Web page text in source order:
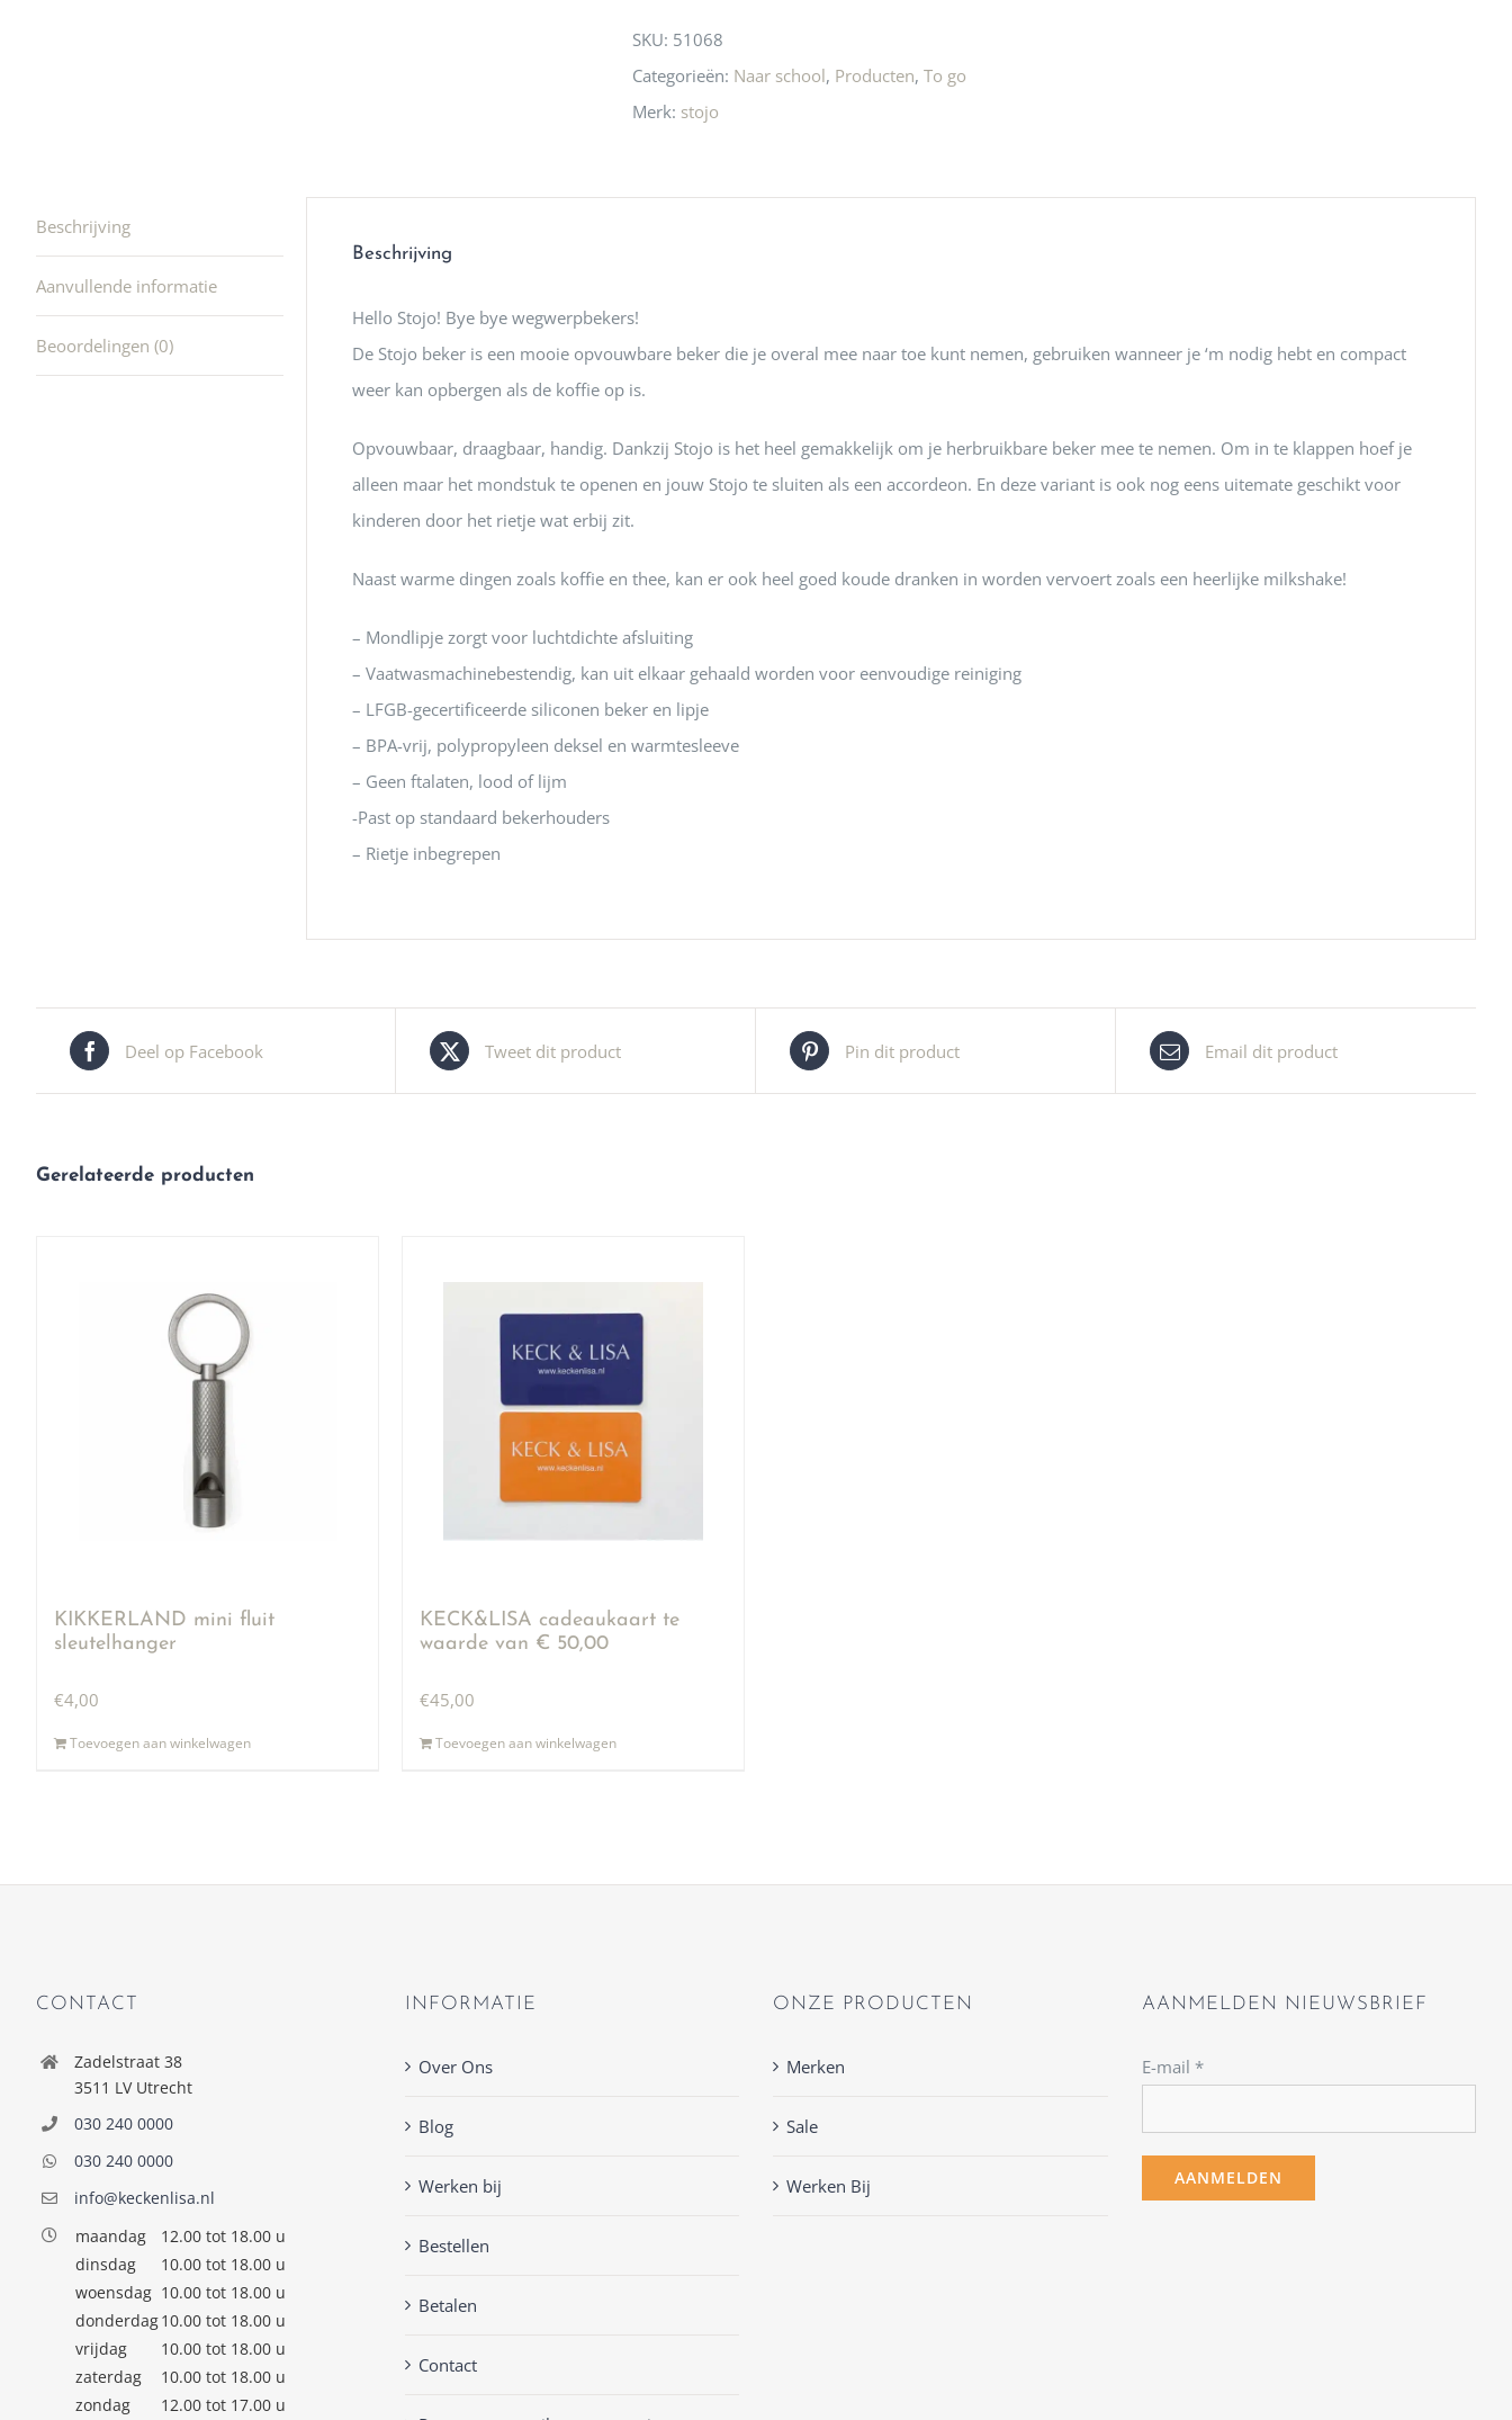
ook heel aardig en gezellig SKU: 51068
Categorieën: Naar school, Producten, To go
Merk: stojo
Beschrijving
Aanvullende informatie
Beoordelingen (0)
Beschrijving
Hello Stojo! Bye bye wegwerpbekers!
De Stojo beker is een mooie opvouwbare beker die je overal mee naar toe kunt nemen, gebruiken wanneer je ‘m nodig hebt en compact
weer kan opbergen als de koffie op is.
Opvouwbaar, draagbaar, handig. Dankzij Stojo is het heel gemakkelijk om je herbruikbare beker mee te nemen. Om in te klappen hoef je
alleen maar het mondstuk te openen en jouw Stojo te sluiten als een accordeon. En deze variant is ook nog eens uitemate geschikt voor
kinderen door het rietje wat erbij zit.
Naast warme dingen zoals koffie en thee, kan er ook heel goed koude dranken in worden vervoert zoals een heerlijke milkshake!
– Mondlipje zorgt voor luchtdichte afsluiting
– Vaatwasmachinebestendig, kan uit elkaar gehaald worden voor eenvoudige reiniging
– LFGB-gecertificeerde siliconen beker en lipje
– BPA-vrij, polypropyleen deksel en warmtesleeve
– Geen ftalaten, lood of lijm
-Past op standaard bekerhouders
– Rietje inbegrepen
Deel op Facebook Tweet dit product Pin dit product Email dit product
Gerelateerde producten
KIKKERLAND mini fluit
sleutelhanger
€4,00
Toevoegen aan winkelwagen
KECK&LISA cadeaukaart te
waarde van € 50,00
€45,00
Toevoegen aan winkelwagen
CONTACT
Zadelstraat 38
3511 LV Utrecht
030 240 0000
030 240 0000
info@keckenlisa.nl
maandag
12.00 tot 18.00 u
dinsdag
10.00 tot 18.00 u
woensdag 10.00 tot 18.00 u
donderdag10.00 tot 18.00 u
vrijdag
10.00 tot 18.00 u
zaterdag
10.00 tot 18.00 u
zondag
12.00 tot 17.00 u
INFORMATIE
Over Ons
Blog
Werken bij
Bestellen
Betalen
Contact
ONZE PRODUCTEN
Merken
Sale
Werken Bij
AANMELDEN NIEUWSBRIEF
E-mail *